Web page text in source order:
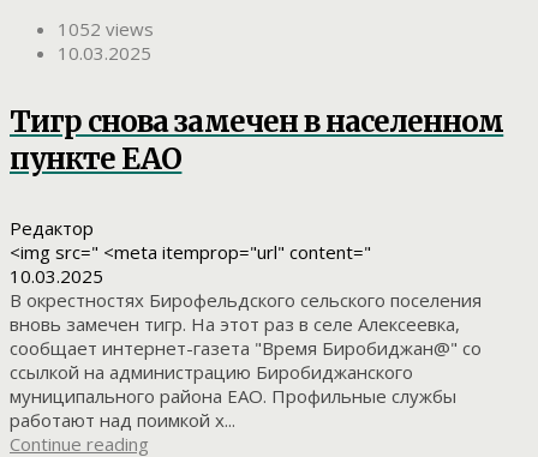
1052 views
10.03.2025
Тигр снова замечен в населенном
пункте ЕАО
Редактор
<img src=" <meta itemprop="url" content="
10.03.2025
В окрестностях Бирофельдского сельского поселения
вновь замечен тигр. На этот раз в селе Алексеевка,
сообщает интернет-газета "Время Биробиджан@" со
ссылкой на администрацию Биробиджанского
муниципального района ЕАО. Профильные службы
работают над поимкой х...
Continue reading